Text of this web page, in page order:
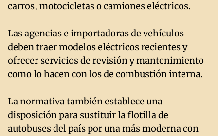
carros, motocicletas o camiones eléctricos.
Las agencias e importadoras de vehículos
deben traer modelos eléctricos recientes y
ofrecer servicios de revisión y mantenimiento
como lo hacen con los de combustión interna.
La normativa también establece una
disposición para sustituir la flotilla de
autobuses del país por una más moderna con